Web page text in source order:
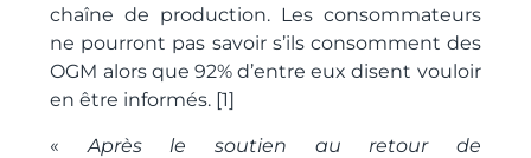
chaîne de production. Les consommateurs
ne pourront pas savoir s’ils consomment des
OGM alors que 92% d’entre eux disent vouloir
en être informés. [1]
« Après le soutien au retour de